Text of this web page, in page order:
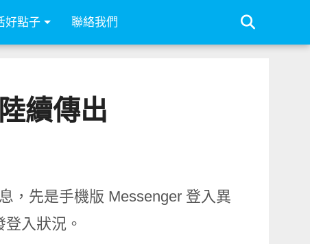
好點子 聯絡我們
續傳出
，先是手機版 Messenger 登入異
入狀況。